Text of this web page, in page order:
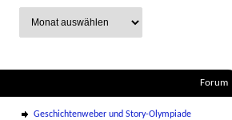
Forum
Geschichtenweber und Story-Olympiade